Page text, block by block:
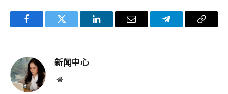
FacebookTwitter LinkedIn电
Telegram复
新闻中心
网